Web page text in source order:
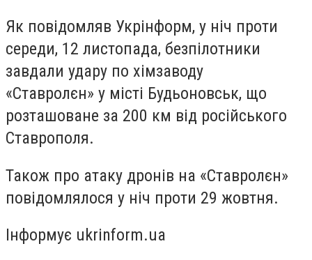
Як повідомляв Укрінформ, у ніч проти
середи, 12 листопада, безпілотники
завдали удару по хімзаводу
«Ставролєн» у місті Будьоновськ, що
розташоване за 200 км від російського
Ставрополя.
Також про атаку дронів на «Ставролєн»
повідомлялося у ніч проти 29 жовтня.
Інформує ukrinform.ua